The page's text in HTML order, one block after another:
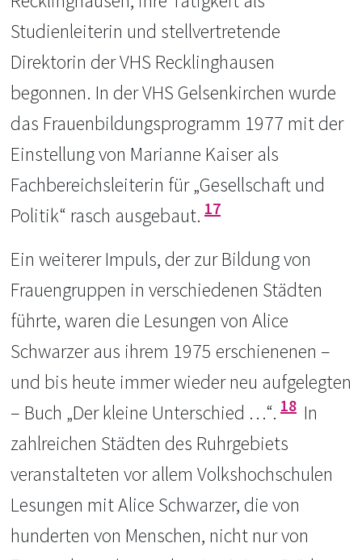
Studienleiterin und stellvertretende
Direktorin der VHS Recklinghausen
begonnen. In der VHS Gelsenkirchen wurde
das Frauenbildungsprogramm 1977 mit der
Einstellung von Marianne Kaiser als
Fachbereichsleiterin für „Gesellschaft und
Politik“ rasch ausgebaut. 17
Ein weiterer Impuls, der zur Bildung von
Frauengruppen in verschiedenen Städten
führte, waren die Lesungen von Alice
Schwarzer aus ihrem 1975 erschienenen –
und bis heute immer wieder neu aufgelegten
– Buch „Der kleine Unterschied …“. 18 In
zahlreichen Städten des Ruhrgebiets
veranstalteten vor allem Volkshochschulen
Lesungen mit Alice Schwarzer, die von
hunderten von Menschen, nicht nur von